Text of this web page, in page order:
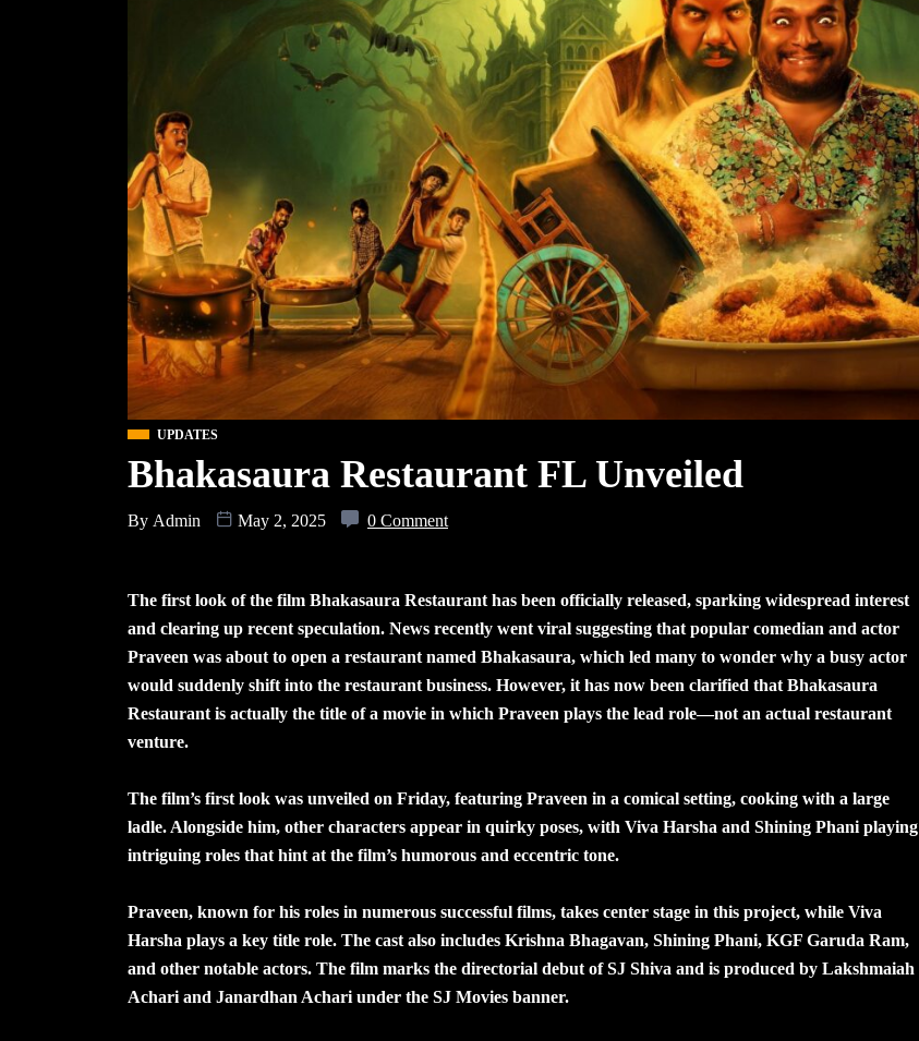
UPDATES
Bhakasaura Restaurant FL Unveiled
By Admin May 2, 2025 0 Comment
The first look of the film Bhakasaura Restaurant has been officially released, sparking widespread interest
and clearing up recent speculation. News recently went viral suggesting that popular comedian and actor
Praveen was about to open a restaurant named Bhakasaura, which led many to wonder why a busy actor
would suddenly shift into the restaurant business. However, it has now been clarified that Bhakasaura
Restaurant is actually the title of a movie in which Praveen plays the lead role—not an actual restaurant
venture.
The film’s first look was unveiled on Friday, featuring Praveen in a comical setting, cooking with a large
ladle. Alongside him, other characters appear in quirky poses, with Viva Harsha and Shining Phani playing
intriguing roles that hint at the film’s humorous and eccentric tone.
Praveen, known for his roles in numerous successful films, takes center stage in this project, while Viva
Harsha plays a key title role. The cast also includes Krishna Bhagavan, Shining Phani, KGF Garuda Ram,
and other notable actors. The film marks the directorial debut of SJ Shiva and is produced by Lakshmaiah
Achari and Janardhan Achari under the SJ Movies banner.